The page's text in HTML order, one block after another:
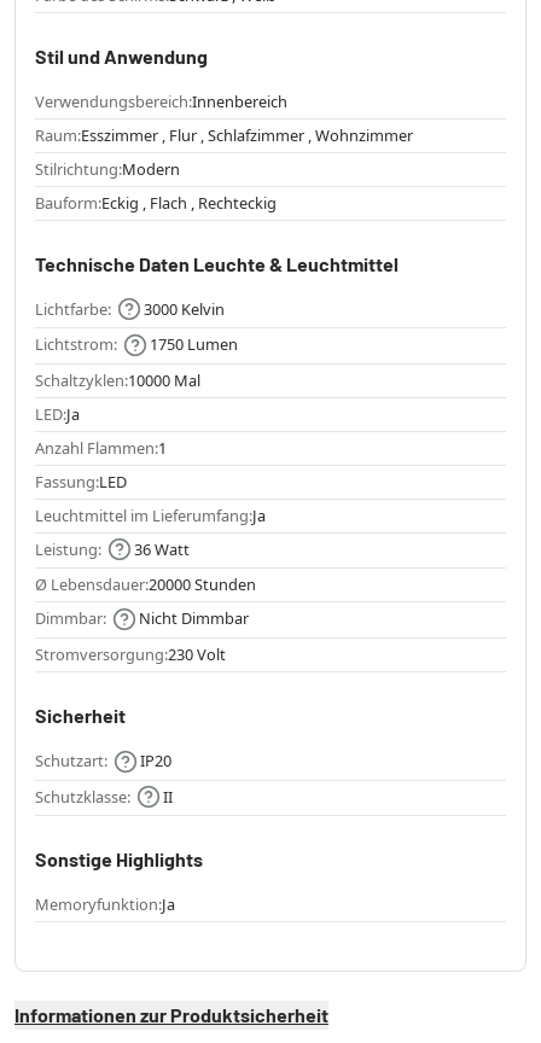
Stil und Anwendung
Verwendungsbereich:Innenbereich
Raum:Esszimmer , Flur , Schlafzimmer , Wohnzimmer
Stilrichtung:Modern
Bauform:Eckig , Flach , Rechteckig
Technische Daten Leuchte & Leuchtmittel
Lichtfarbe:
3000 Kelvin
Lichtstrom:
1750 Lumen
Schaltzyklen:10000 Mal
LED:Ja
Anzahl Flammen:1
Fassung:LED
Leuchtmittel im Lieferumfang:Ja
Leistung:
36 Watt
Ø Lebensdauer:20000 Stunden
Dimmbar:
Nicht Dimmbar
Stromversorgung:230 Volt
Sicherheit
Schutzart:
IP20
Schutzklasse:
II
Sonstige Highlights
Memoryfunktion:Ja
Informationen zur Produktsicherheit